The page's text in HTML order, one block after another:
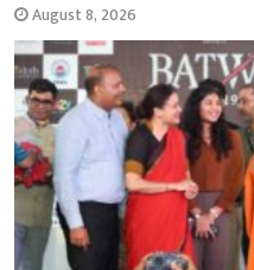
August 8, 2026